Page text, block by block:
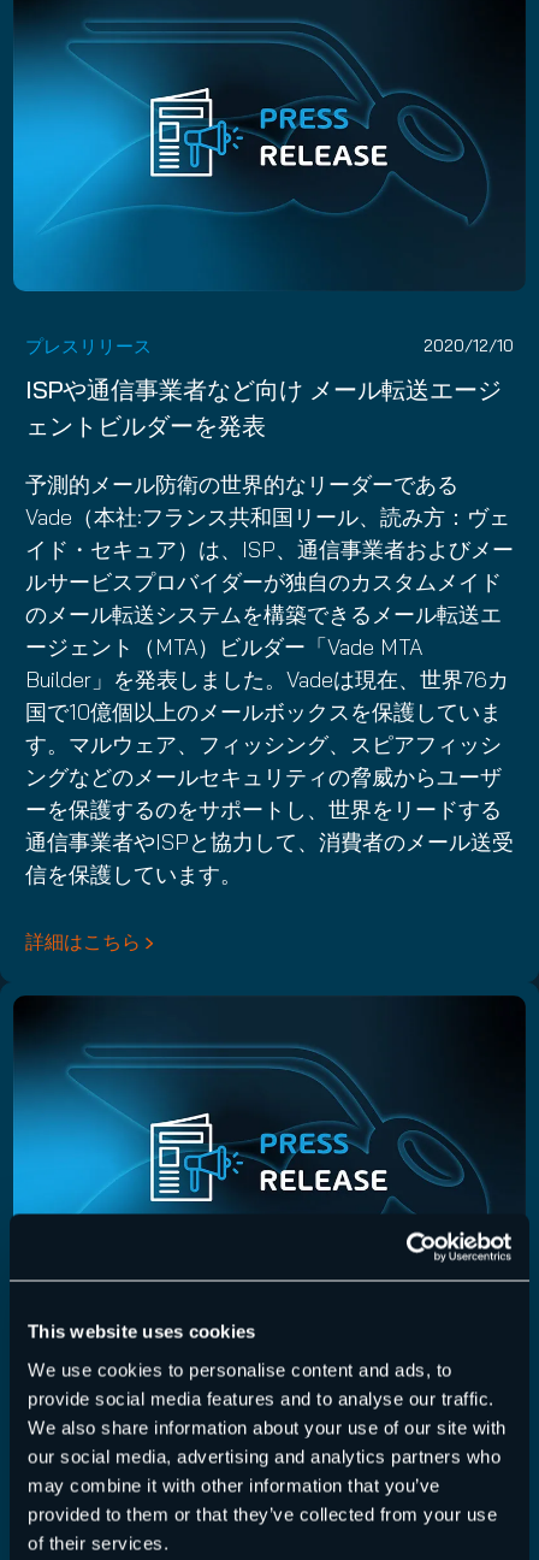
This website uses cookies
We use cookies to personalise content and ads, to
provide social media features and to analyse our traffic.
We also share information about your use of our site with
our social media, advertising and analytics partners who
may combine it with other information that you’ve
provided to them or that they’ve collected from your use
of their services.
プレスリリース 2020/12/10
ISPや通信事業者など向け メール転送エージ
ェントビルダーを発表
予測的メール防衛の世界的なリーダーである
Vade（本社:フランス共和国リール、読み方：ヴェ
イド・セキュア）は、ISP、通信事業者およびメー
ルサービスプロバイダーが独自のカスタムメイド
のメール転送システムを構築できるメール転送エ
ージェント（MTA）ビルダー「Vade MTA
Builder」を発表しました。Vadeは現在、世界76カ
国で10億個以上のメールボックスを保護していま
す。マルウェア、フィッシング、スピアフィッシ
ングなどのメールセキュリティの脅威からユーザ
ーを保護するのをサポートし、世界をリードする
通信事業者やISPと協力して、消費者のメール送受
信を保護しています。
詳細はこちら
プレスリリース 2020/07/16
予測的メール防衛の世界的リーダーである
Vade （本社:フランス共和国リール、読み方：ヴ
ェイド・セキュア）は、日本国内において
Microsoft 365利用企業向けビジネスを本格的に開
始します。VadeのMicrosoft 365専用の脅威検知ソ